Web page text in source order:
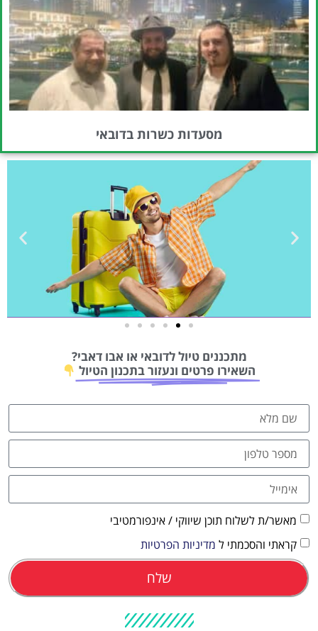
מסעדות כשרות בדובאי
מציאת
טיסה זולה?
מתכננים טיול לדובאי או אבו דאבי?
השאירו פרטים ונעזור בתכנון הטיול
מאשר/ת לשלוח תוכן שיווקי / אינפורמטיבי
קראתי והסכמתי ל מדיניות הפרטיות
שלח